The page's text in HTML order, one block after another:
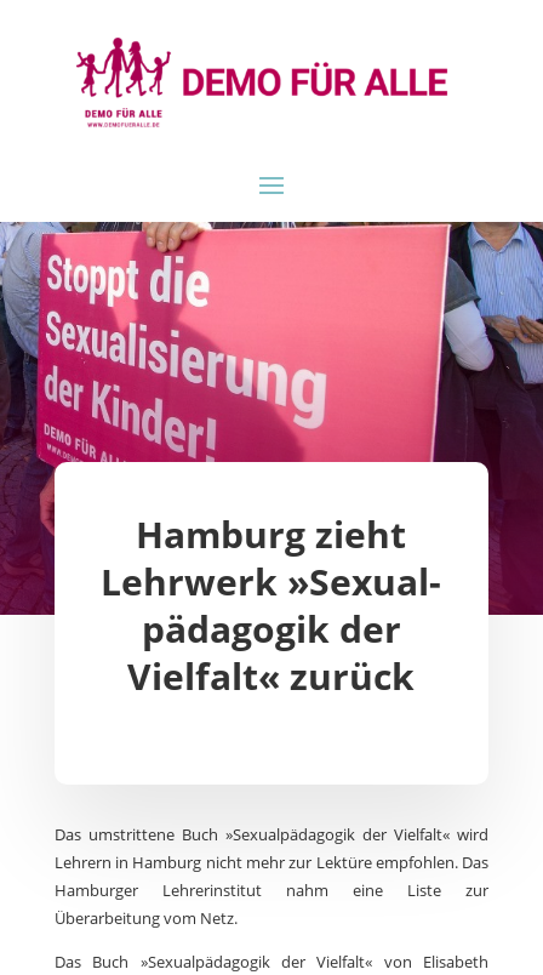
Hamburg zieht
Lehrwerk »Sexual­
pädagogik der
Vielfalt« zurück
Das umstrittene Buch »Sexualpädagogik der Vielfalt« wird
Lehrern in Hamburg nicht mehr zur Lektüre empfohlen. Das
Hamburger Lehrerinstitut nahm eine Liste zur
Überarbeitung vom Netz.
Das Buch »Sexualpädagogik der Vielfalt« von Elisabeth